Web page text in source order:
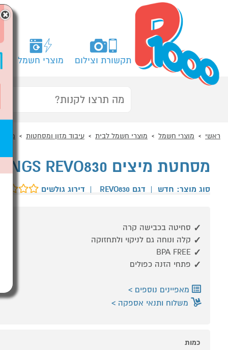
תקשורת וצילום מוצרי חשמל
ראשי מוצרי חשמל מוצרי חשמל לבית עיבוד מזון ומסחטות
מסחטת מיצים KUVINGS REVO830 כסוף
סוג מוצר: חדש | דגם REVO830 | דירוג גולשים
סחיטה בכבישה קרה
קלה ונוחה גם לניקוי ולתחזוקה
BPA FREE
פתחי הזנה כפולים
מאפיינים נוספים
משלוח ותנאי אספקה
כמות
×